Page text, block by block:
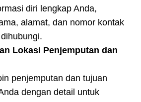
diri lengkap Anda,
alamat, dan nomor kontak
Lokasi Penjemputan dan
penjemputan dan tujuan
dengan detail untuk